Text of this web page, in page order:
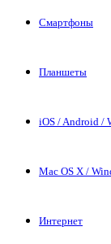
Смартфоны
Планшеты
iOS / Android /
Mac OS X /
Интернет